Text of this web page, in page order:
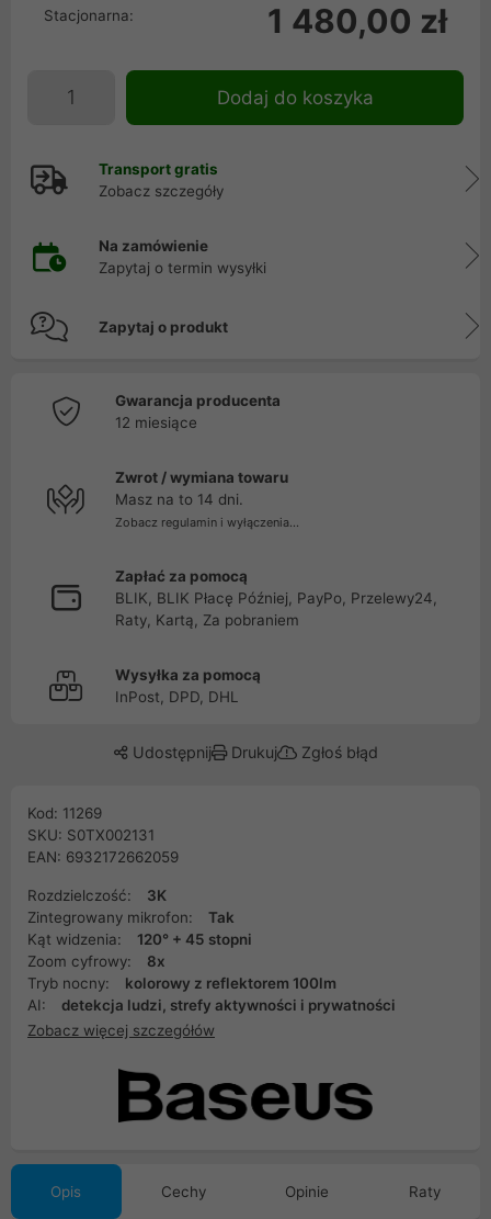
Stacjonarna: 1 480,00 zł
Dodaj do koszyka
Transport gratis
Zobacz szczegóły
Na zamówienie
Zapytaj o termin wysyłki
Zapytaj o produkt
Gwarancja producenta
12 miesiące
Zwrot / wymiana towaru
Masz na to 14 dni.
Zobacz regulamin i wyłączenia...
Zapłać za pomocą
BLIK, BLIK Płacę Później, PayPo, Przelewy24,
Raty, Kartą, Za pobraniem
Wysyłka za pomocą
InPost, DPD, DHL
Udostępnij Drukuj Zgłoś błąd
Kod: 11269
SKU: S0TX002131
EAN: 6932172662059
Rozdzielczość:
3K
Zintegrowany mikrofon:
Tak
Kąt widzenia:
120° + 45 stopni
Zoom cyfrowy:
8x
Tryb nocny:
kolorowy z reflektorem 100lm
AI:
detekcja ludzi, strefy aktywności i prywatności
Zobacz więcej szczegółów
Opis Cechy Opinie Raty